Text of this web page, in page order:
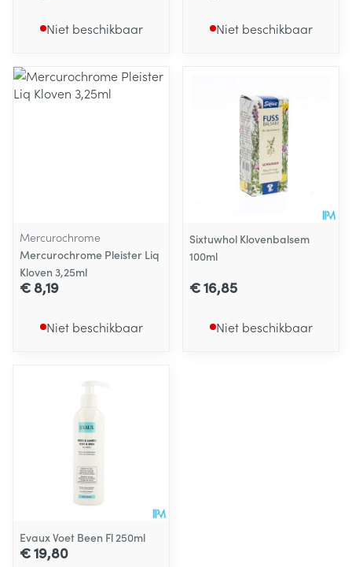
Niet beschikbaar Niet beschikbaar
Mercurochrome
Mercurochrome Pleister Liq
Kloven 3,25ml
€ 8,19
Niet beschikbaar
Sixtuwhol Klovenbalsem
100ml
€ 16,85
Niet beschikbaar
Evaux Voet Been Fl 250ml
€ 19,80